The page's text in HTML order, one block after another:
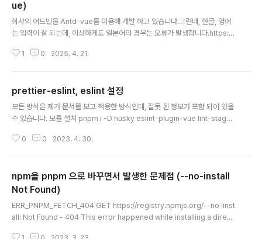
ue)
회사의 어드민을 Antd-vue를 이용해 개발 하고 있습니다.그런데, 한글, 영어
는 입력이 잘 되는데, 이상하게도 일본어의 경우는 오류가 발생합니다.https://
프로그래시브 자바스트립트 프레임워크ko.vuejs.orgVue docs에도 IME의
지 체크 하는 로직을 넣었고, input value는 model 바인딩을 했었습니다.그
런데, 일본어가 계속 제대로 바인딩..
1 0 2025. 4. 21.
prettier-eslint, eslint 설정
모든 방식은 제가 문서를 보고 적용한 방식인데, 잘못 된 정보가 포함 되어 있을
수 있습니다. 모듈 설치 pnpm i -D husky eslint-plugin-vue lint-staged
이지만, npm을 쓴다면 npm, yarn이라면 yarn으로 바꿔서 설치만 하면 된다.
s/en/integrating-with-linters.html 모듈 설명 husky git hook을 쉽게 실
행 시켜 주는 역할을 한..
0 0 2023. 4. 30.
npm을 pnpm 으로 바꾸면서 발생한 문제점 (--no-install
Not Found)
ERR_PNPM_FETCH_404 GET https://registry.npmjs.org/--no-inst
all: Not Found - 404 This error happened while installing a direct